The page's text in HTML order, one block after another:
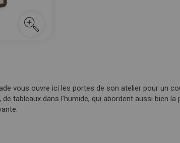
vous ouvre ici les portes de son atelier pour un
tableaux dans l’humide, qui abordent aussi bien